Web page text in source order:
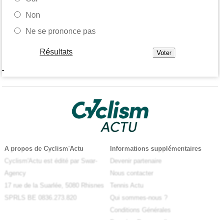
Non
Ne se prononce pas
Résultats
-
A propos de Cyclism'Actu
Cyclism'Actu est édité par Swar-
Agency
17 rue de la Suarlée, 5080 Rhisnes
SPRLS BE 0836.273.820
Informations supplémentaires
Devenir partenaire
Nous contacter
Tennis Actu
Qui sommes-nous ?
Conditions Générales